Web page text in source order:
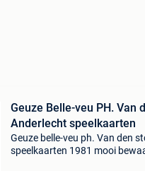
Geuze Belle-veu PH. Van
Anderlecht speelkaarten
Geuze belle-veu ph. Van den
speelkaarten 1981 mooi